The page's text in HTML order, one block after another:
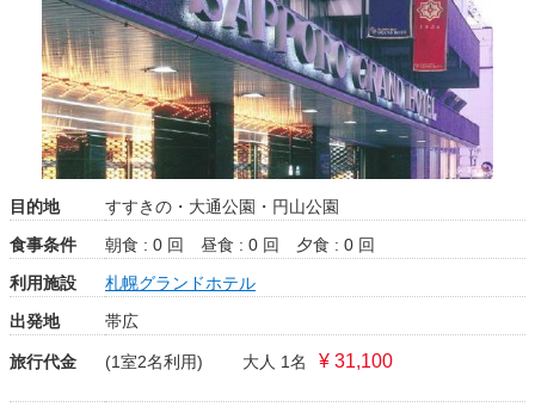
目的地
すすきの・大通公園・円山公園
食事条件
朝食 : 0 回 昼食 : 0 回
夕食 : 0 回
利用施設
札幌グランドホテル
出発地
帯広
旅行代金 (1室2名利用) 大人 1名 ¥ 31,100